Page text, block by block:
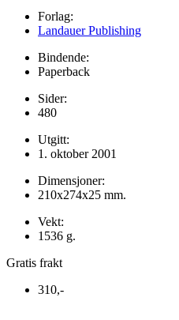
Forlag:
Landauer Publishing
Bindende:
Paperback
Sider:
480
Utgitt:
1. oktober 2001
Dimensjoner:
210x274x25 mm.
Vekt:
1536 g.
Gratis frakt
310,-